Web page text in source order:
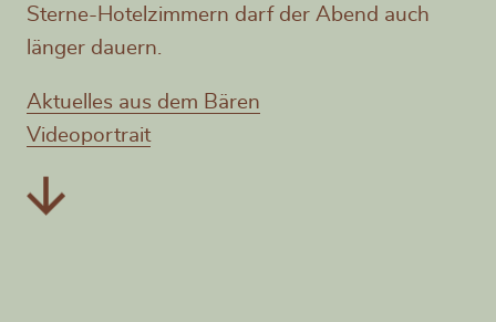
Sterne-Hotelzimmern darf der Abend auch
länger dauern.
Aktuelles aus dem Bären
Videoportrait